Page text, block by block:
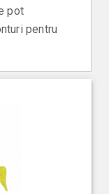
pot
pentru